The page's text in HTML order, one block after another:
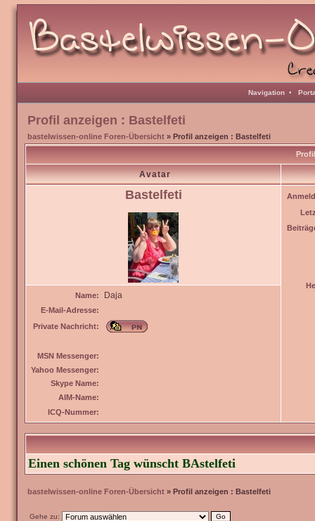
Navigation •
Profil anzeigen : Bastelfeti
bastelwissen-online Foren-Übersicht » Profil anzeigen : Bastelfeti
Avatar
Bastelfeti
Name:
Daja
E-Mail-Adresse:
Private Nachricht:
MSN Messenger:
Yahoo Messenger:
Skype Name:
AIM-Name:
ICQ-Nummer:
Einen schönen Tag wünscht BAstelfeti
bastelwissen-online Foren-Übersicht » Profil anzeigen : Bastelfeti
Gehe zu: